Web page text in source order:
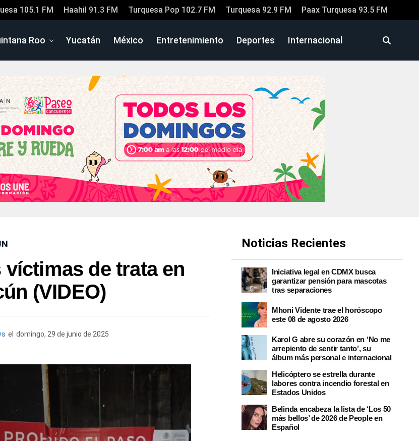
105.1 FM Haahil 91.3 FM Turquesa Pop 102.7 FM Turquesa 92.9 FM Paax Turquesa 93.5 FM
Roo Yucatán México Entretenimiento Deportes Internacional
víctimas de trata en
(VIDEO)
el domingo, 29 de junio de 2025
Noticias Recientes
Iniciativa legal en CDMX busca
garantizar pensión para mascotas
tras separaciones
Mhoni Vidente trae el horóscopo
este 08 de agosto 2026
Karol G abre su corazón en ‘No me
arrepiento de sentir tanto’, su
álbum más personal e internacional
Helicóptero se estrella durante
labores contra incendio forestal en
Estados Unidos
Belinda encabeza la lista de ‘Los 50
más bellos’ de 2026 de People en
Español